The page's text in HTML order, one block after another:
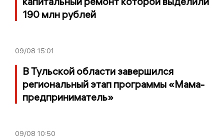
190 млн рублей
09/08 15:01
В Тульской области завершился
региональный этап программы «Мама-
предприниматель»
09/08 10:50